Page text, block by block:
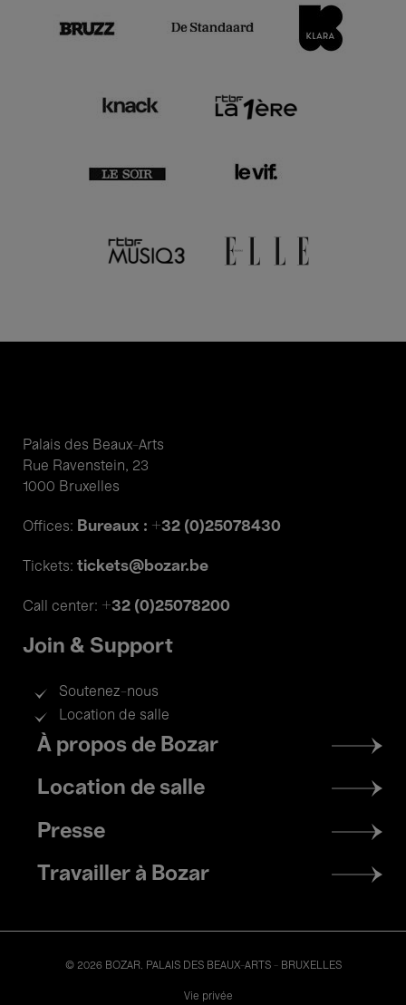
Palais des Beaux-Arts
Rue Ravenstein, 23
1000 Bruxelles
Offices: Bureaux : +32 (0)25078430
Tickets: tickets@bozar.be
Call center: +32 (0)25078200
Join & Support
Soutenez-nous
Location de salle
Footer
menu
À propos de Bozar
Location de salle
Presse
Travailler à Bozar
© 2026 BOZAR. PALAIS DES BEAUX-ARTS - BRUXELLES
Vie privée